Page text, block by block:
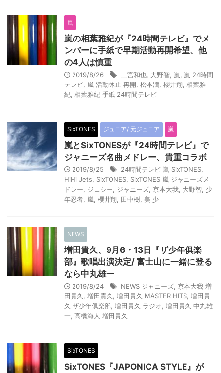
嵐
嵐の相葉雅紀が『24時間テレビ』でメ
ンバーに手紙で早期活動再開希望、他
の4人は慎重
2019/8/26 二宮和也 大野智 嵐
嵐 24時間
テレビ 嵐 活動休止 再開 松本潤 櫻井翔 相葉雅
紀 相葉雅紀 手紙 24時間テレビ
SixTONES ジュニア/ 元ジュニア 嵐
嵐とSixTONESが『24時間テレビ』で
ジャニーズ名曲メドレー、貴重コラボ
2019/8/25 24時間テレビ 嵐 SixTONES
HiHi Jets
SixTONES SixTONES 嵐 ジャニーズメ
ドレー
ジェシー ジャニーズ 京本大我 大野智
少
年忍者 嵐 櫻井翔 田中樹 美 少
NEWS
増田貴久、9月6・13日『ザ少年俱楽
部』歌唱出演決定/ 富士山に一緒に登る
なら中丸雄一
2019/8/24 NEWS ジャニーズ 京本大我 増
田貴久
増田貴久 増田貴久 MASTER HITS 増田貴
久 ザ少年俱楽部 増田貴久 ラジオ 増田貴久 中丸雄
一 高橋海人 増田貴久
SixTONES
SixTONES『JAPONICA STYLE』が